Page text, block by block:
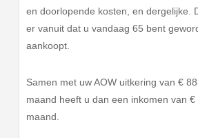
en doorlopende kosten, en dergelijke.
er vanuit dat u vandaag 65 bent
aankoopt.
Samen met uw AOW uitkering van €
maand heeft u dan een inkomen van
maand.